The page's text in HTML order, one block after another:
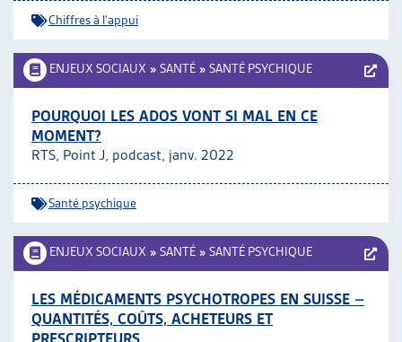
Chiffres à l'appui
ENJEUX SOCIAUX » SANTÉ » SANTÉ PSYCHIQUE
POURQUOI LES ADOS VONT SI MAL EN CE
MOMENT?
RTS, Point J, podcast, janv. 2022
Santé psychique
ENJEUX SOCIAUX » SANTÉ » SANTÉ PSYCHIQUE
LES MÉDICAMENTS PSYCHOTROPES EN SUISSE –
QUANTITÉS, COÛTS, ACHETEURS ET
PRESCRIPTEURS